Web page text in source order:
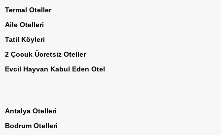
Termal Oteller
Aile Otelleri
Tatil Köyleri
2 Çocuk Ücretsiz Oteller
Evcil Hayvan Kabul Eden Otel
Antalya Otelleri
Bodrum Otelleri